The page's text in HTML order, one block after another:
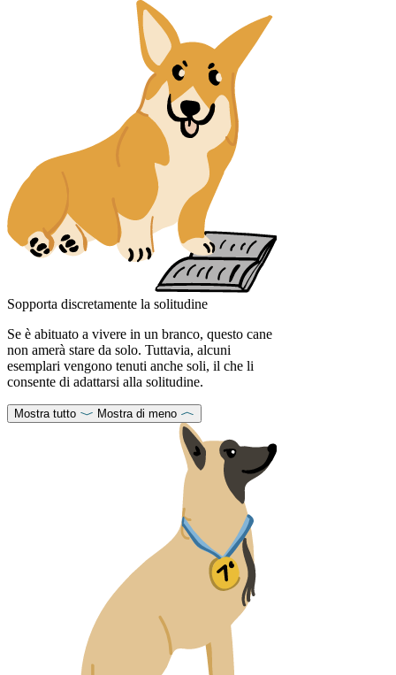
Sopporta discretamente la solitudine
Se è abituato a vivere in un branco, questo cane
non amerà stare da solo. Tuttavia, alcuni
esemplari vengono tenuti anche soli, il che li
consente di adattarsi alla solitudine.
Mostra tutto Mostra di meno